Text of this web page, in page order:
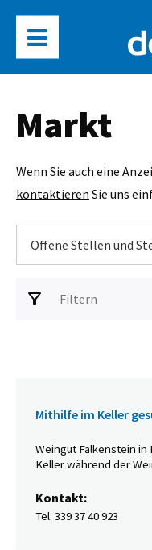
Markt
Wenn Sie auch eine
kontaktieren Sie uns
filter_alt
Mithilfe im Keller
Weingut Falkenstein in
Keller während der
Kontakt:
Tel. 339 37 40 923